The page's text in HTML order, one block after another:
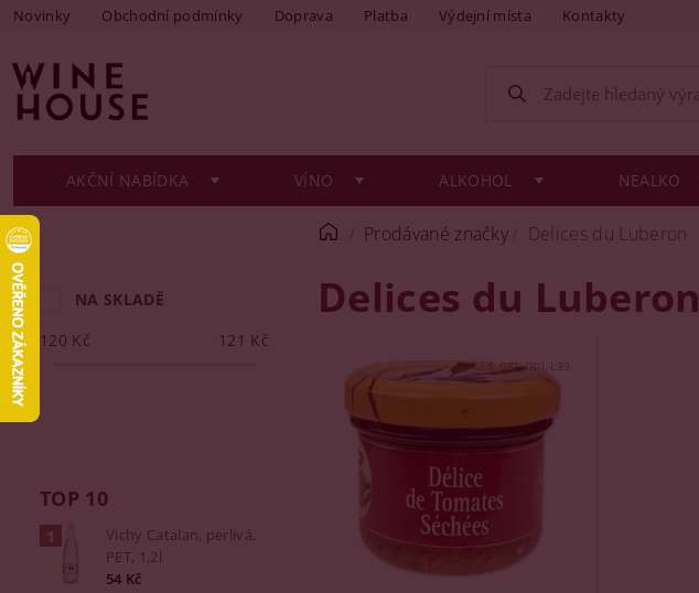
Novinky Obchodní podmínky Doprava Platba Výdejní místa Kontakty
AKČNÍ NABÍDKA VÍNO ALKOHOL NEALKO
NA SKLADĚ
120 Kč 121 Kč
TOP 10
Vichy Catalan, perlivá,
PET, 1,2l
54 Kč
Prodávané značky Delices du Luberon
Delices du Luberon
Kód:GRT_DDL-L39